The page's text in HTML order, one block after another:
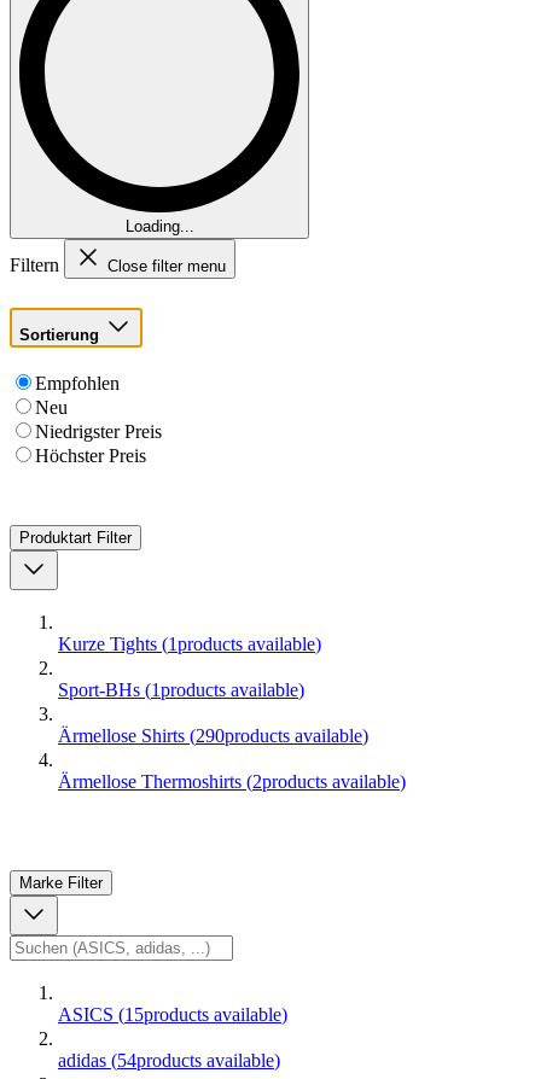
Loading...
Filtern Close filter menu
Sortierung
Empfohlen
Neu
Niedrigster Preis
Höchster Preis
Produktart Filter
Kurze Tights (1products available)
Sport-BHs (1products available)
Ärmellose Shirts (290products available)
Ärmellose Thermoshirts (2products available)
Marke Filter
ASICS (15products available)
adidas (54products available)